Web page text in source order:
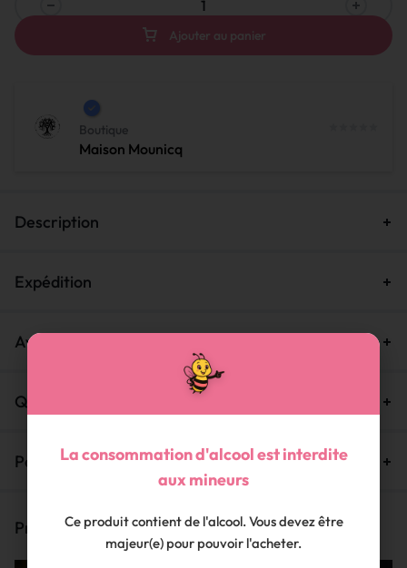
Ajouter au panier
Maison Mounicq
Boutique
Description
Expédition
Avis (0)
Questions et Réponses
Politique de garantie
Produits similaires
La consommation d'alcool est interdite
aux mineurs
Ce produit contient de l'alcool. Vous devez être
majeur(e) pour pouvoir l'acheter.